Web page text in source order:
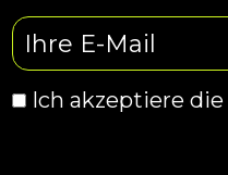
Ich akzeptiere die